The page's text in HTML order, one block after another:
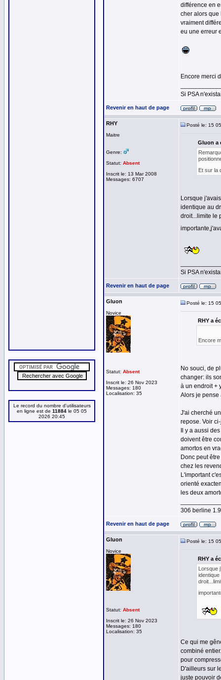
Le record du nombre d'utilisateurs
en ligne est de 11884 le 05 05
2026 20:45
différence en
cher alors que
vraiment
eu une erreur
Encore merci
Si PSA
Revenir en haut de page
RHY
Maitre
Genre:
Statut: Absent
Inscrit le: 13 Mar 2008
Messages: 6707
Posté le: 15
Gluon a
Et sur la
Lorsque
identique au
droit...limite le
Si PSA
Revenir en haut de page
Gluon
Novice
Statut: Absent
Inscrit le: 26 Nov 2023
Messages: 180
Localisation: 35
Posté le: 15
RHY a
Encore
No souci, de
changer: ils
à un endroit +
Alors je pense
J'ai cherché
repose. Voir
Il y a aussi
doivent être
amortos en
Donc peut
chez les
L'important
orienté
les deux
306 berline
Revenir en haut de page
Gluon
Novice
Statut: Absent
Inscrit le: 26 Nov 2023
Messages: 180
Localisation: 35
Posté le: 15
RHY a
Lorsque
Ce qui me
combiné
pour
D'ailleurs sur
juste pouvoir